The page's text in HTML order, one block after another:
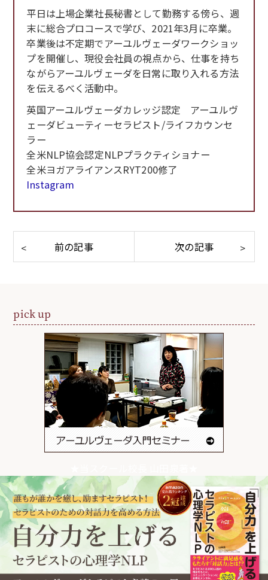
平日は上場企業社長秘書として勤務する傍ら、週
末に総合プロコースで学び、2021年3月に卒業。
卒業後は不定期でアーユルヴェーダワークショッ
プを開催し、現役会社員の視点から、仕事を持ち
ながらアーユルヴェーダを日常に取り入れる方法
を伝えるべく活動中。
英国アーユルヴェーダカレッジ認定 アーユルヴ
ェーダビューティーセラピスト/ライフカウンセ
ラー
全米NLP協会認定NLPプラクティショナー
全米ヨガアライアンスRYT200修了
Instagram
pick up